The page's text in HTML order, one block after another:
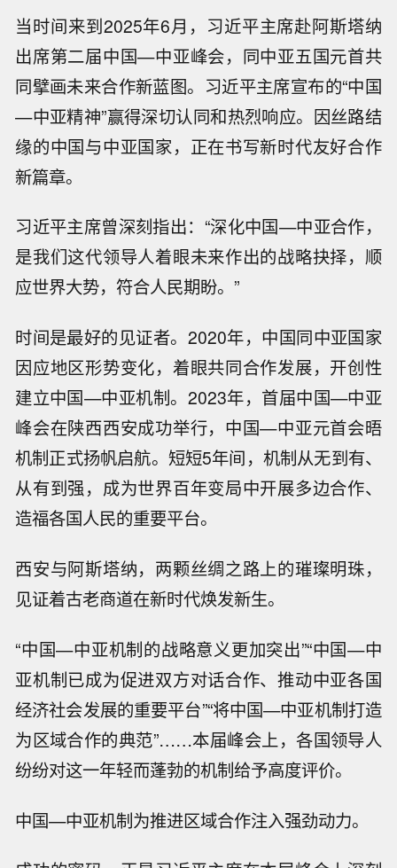
当时间来到2025年6月，习近平主席赴阿斯塔纳
出席第二届中国—中亚峰会，同中亚五国元首共
同擘画未来合作新蓝图。习近平主席宣布的“中国
—中亚精神”赢得深切认同和热烈响应。因丝路结
缘的中国与中亚国家，正在书写新时代友好合作
新篇章。
习近平主席曾深刻指出：“深化中国—中亚合作，
是我们这代领导人着眼未来作出的战略抉择，顺
应世界大势，符合人民期盼。”
时间是最好的见证者。2020年，中国同中亚国家
因应地区形势变化，着眼共同合作发展，开创性
建立中国—中亚机制。2023年，首届中国—中亚
峰会在陕西西安成功举行，中国—中亚元首会晤
机制正式扬帆启航。短短5年间，机制从无到有、
从有到强，成为世界百年变局中开展多边合作、
造福各国人民的重要平台。
西安与阿斯塔纳，两颗丝绸之路上的璀璨明珠，
见证着古老商道在新时代焕发新生。
“中国—中亚机制的战略意义更加突出”“中国—中
亚机制已成为促进双方对话合作、推动中亚各国
经济社会发展的重要平台”“将中国—中亚机制打造
为区域合作的典范”……本届峰会上，各国领导人
纷纷对这一年轻而蓬勃的机制给予高度评价。
中国—中亚机制为推进区域合作注入强劲动力。